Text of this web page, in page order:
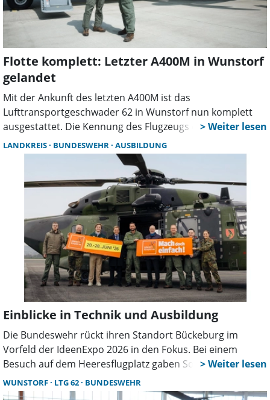
Flotte komplett: Letzter A400M in Wunstorf
gelandet
Mit der Ankunft des letzten A400M ist das
Lufttransportgeschwader 62 in Wunstorf nun komplett
ausgestattet. Die Kennung des Flugzeugs erinnert
bewusst an frühere Standorte des Lufttransportes und
schlägt eine Brücke zur Geschichte der Bundeswehr.
LANDKREIS BUNDESWEHR AUSBILDUNG
Einblicke in Technik und Ausbildung
Die Bundeswehr rückt ihren Standort Bückeburg im
Vorfeld der IdeenExpo 2026 in den Fokus. Bei einem
Besuch auf dem Heeresflugplatz gaben Soldatinnen und
Soldaten Einblicke in Ausbildung, Technik und
verschiedene Berufsbilder.
WUNSTORF LTG 62 BUNDESWEHR